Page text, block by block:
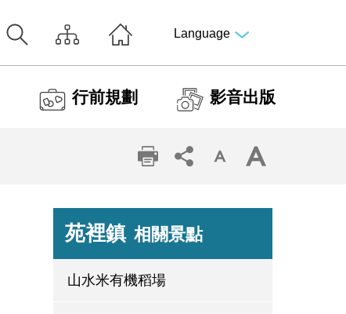
Language
行前規劃 影音出版
苑裡鎮 相關景點
山水米有機稻場